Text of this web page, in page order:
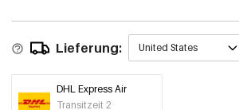
Lieferung: United States
DHL Express Air
Transitzeit 2